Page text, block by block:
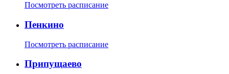
Посмотреть расписание
Пенкино
Посмотреть расписание
Припущаево